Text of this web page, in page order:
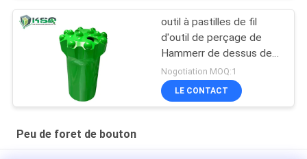
outil à pastilles de fil
d'outil de perçage de
Hammerr de dessus de
carrière de l'exploitation
T45 de 89mm
Nogotiation MOQ:1
LE CONTACT
Peu de foret de bouton